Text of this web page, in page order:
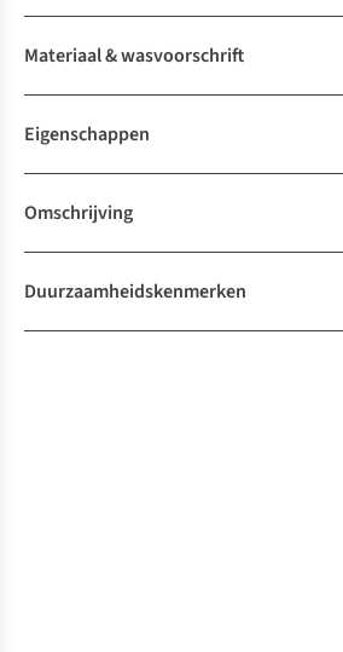
Materiaal & wasvoorschrift
Eigenschappen
Omschrijving
Duurzaamheidskenmerken